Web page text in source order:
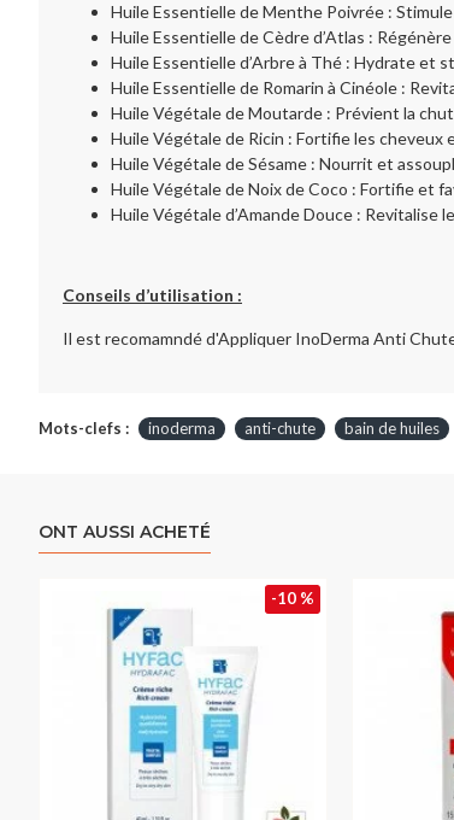
Huile Essentielle de Menthe Poivrée :
Huile Essentielle de Cèdre d’Atlas :
Huile Essentielle d’Arbre à Thé : Hydrate et
Huile Essentielle de Romarin à Cinéole :
Huile Végétale de Moutarde : Prévient la
Huile Végétale de Ricin : Fortifie les cheveux
Huile Végétale de Sésame : Nourrit et
Huile Végétale de Noix de Coco : Fortifie et
Huile Végétale d’Amande Douce : Revitalise
Conseils d’utilisation :
Il est recomamndé d'Appliquer InoDerma Anti
Mots-clefs : inoderma anti-chute bain de huiles
ONT AUSSI ACHETÉ
-10 %